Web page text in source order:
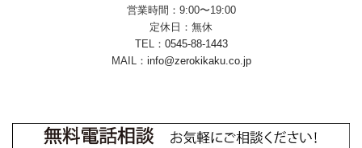
営業時間：9:00〜19:00
定休日：無休
TEL： 0545-88-1443
MAIL： info@zerokikaku.co.jp